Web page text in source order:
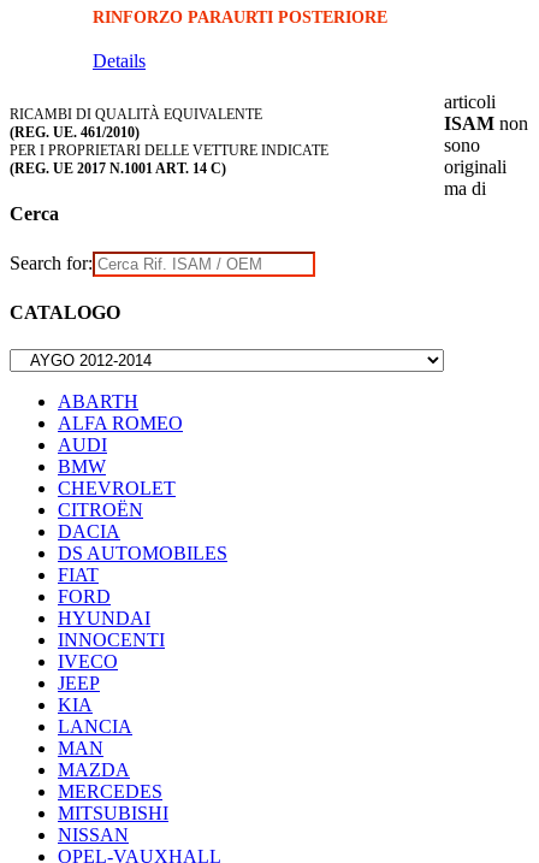
RINFORZO PARAURTI POSTERIORE
Details
RICAMBI DI QUALITÀ EQUIVALENTE
(REG. UE. 461/2010)
PER I PROPRIETARI DELLE VETTURE INDICATE
(REG. UE 2017 N.1001 ART. 14 C)
Cerca
Search for:
CATALOGO
ABARTH
ALFA ROMEO
AUDI
BMW
CHEVROLET
CITROËN
DACIA
DS AUTOMOBILES
FIAT
FORD
HYUNDAI
INNOCENTI
IVECO
JEEP
KIA
LANCIA
MAN
MAZDA
MERCEDES
MITSUBISHI
NISSAN
OPEL-VAUXHALL
articoli
ISAM non
sono
originali
ma di